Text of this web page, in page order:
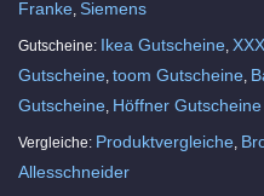
Franke Siemens
Gutscheine: Ikea Gutscheine
Gutscheine toom Gutscheine
Gutscheine Höffner Gutscheine
Vergleiche: Produktvergleiche
Allesschneider